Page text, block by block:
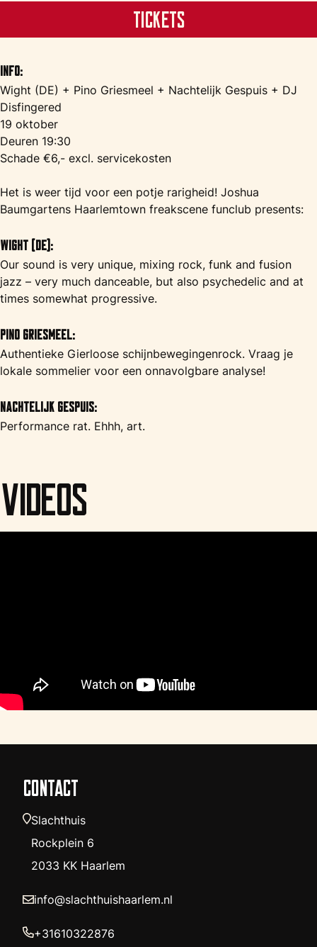
Tickets
Info:
Wight (DE) + Pino Griesmeel + Nachtelijk Gespuis + DJ
Disfingered
19 oktober
Deuren 19:30
Schade €6,- excl. servicekosten
Het is weer tijd voor een potje rarigheid! Joshua
Baumgartens Haarlemtown freakscene funclub presents:
Wight (DE):
Our sound is very unique, mixing rock, funk and fusion
jazz – very much danceable, but also psychedelic and at
times somewhat progressive.
Pino Griesmeel:
Authentieke Gierloose schijnbewegingenrock. Vraag je
lokale sommelier voor een onnavolgbare analyse!
Nachtelijk Gespuis:
Performance rat. Ehhh, art.
Videos
CONTACT
Slachthuis
Rockplein 6
2033 KK Haarlem
info@slachthuishaarlem.nl
+31610322876